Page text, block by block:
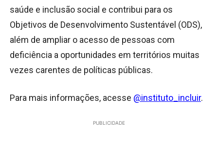
saúde e inclusão social e contribui para os
Objetivos de Desenvolvimento Sustentável (ODS),
além de ampliar o acesso de pessoas com
deficiência a oportunidades em territórios muitas
vezes carentes de políticas públicas.
Para mais informações, acesse @instituto_incluir.
PUBLICIDADE